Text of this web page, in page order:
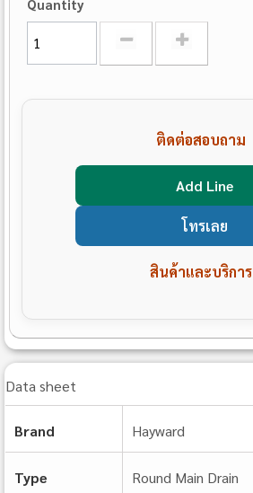
Quantity
ติดต่อสอบถาม
Add Line
โทรเลย
สินค้าและบริการ
Data sheet
Brand Hayward
Type Round Main Drain